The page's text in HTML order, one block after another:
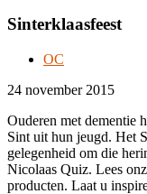
Sinterklaasfeest
OC
24 november 2015
Ouderen met dementie
Sint uit hun jeugd. Het
gelegenheid om die
Nicolaas Quiz. Lees
producten. Laat u